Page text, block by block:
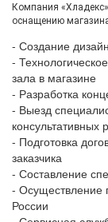
Компания
оснащению
- Создание
-
зала в магазине
- Разработка
- Выезд
консультативных
- Подготовка
заказчика
- Составление
- Осуществление
России